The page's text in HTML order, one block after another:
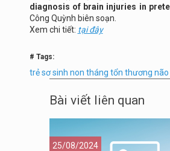
diagnosis of brain injuries in
Công Quỳnh biên soạn.
Xem chi tiết: tại đây
# Tags:
trẻ sơ sinh non tháng tổn thương não
Bài viết liên quan
25/08/2024